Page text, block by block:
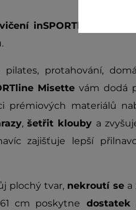
inSPORTline Misette
protahování,
Misette vám dodá
prémiových materiálů
, šetřit klouby a
zajišťuje lepší
plochý tvar, nekroutí se a
cm poskytne dostatek